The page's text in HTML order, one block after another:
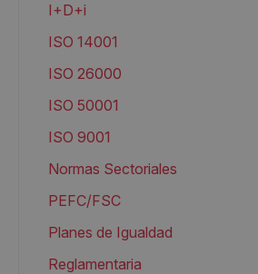
I+D+i
ISO 14001
ISO 26000
ISO 50001
ISO 9001
Normas Sectoriales
PEFC/FSC
Planes de Igualdad
Reglamentaria